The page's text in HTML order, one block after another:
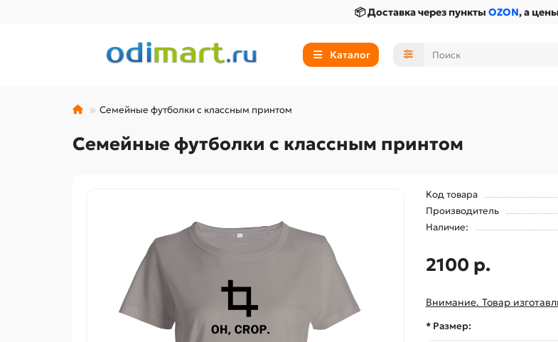
📦 Доставка через пункты OZON, а
Каталог
Семейные футболки с классным принтом
Семейные футболки с классным принтом
Код товара
Производитель
Наличие:
2100 р.
Внимание. Товар
* Размер: